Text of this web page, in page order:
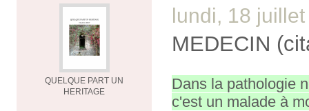
QUELQUE PART UN
HERITAGE
lundi, 18
MEDECIN
Dans la pathologie
c'est un malade à